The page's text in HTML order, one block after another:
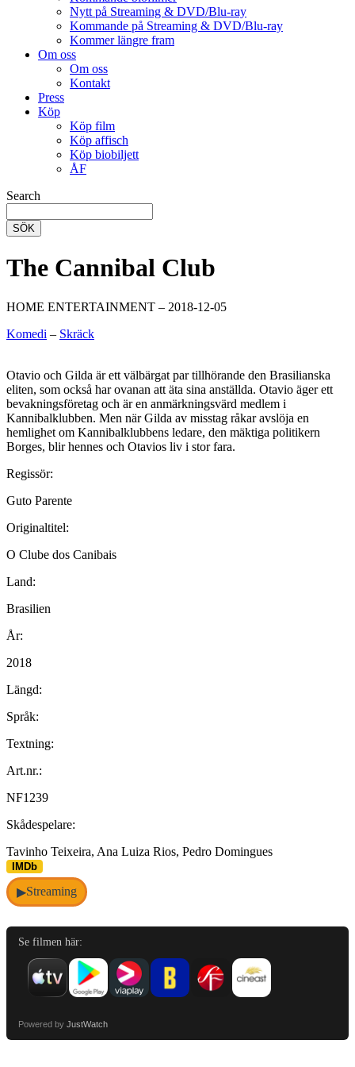
Nytt på Streaming & DVD/Blu-ray
Kommande på Streaming & DVD/Blu-ray
Kommer längre fram
Om oss
Om oss
Kontakt
Press
Köp
Köp film
Köp affisch
Köp biobiljett
ÅF
Search
SÖK
The Cannibal Club
HOME ENTERTAINMENT – 2018-12-05
Komedi – Skräck
Otavio och Gilda är ett välbärgat par tillhörande den Brasilianska
eliten, som också har ovanan att äta sina anställda. Otavio äger ett
bevakningsföretag och är en anmärkningsvärd medlem i
Kannibalklubben. Men när Gilda av misstag råkar avslöja en
hemlighet om Kannibalklubbens ledare, den mäktiga politikern
Borges, blir hennes och Otavios liv i stor fara.
Regissör:
Guto Parente
Originaltitel:
O Clube dos Canibais
Land:
Brasilien
År:
2018
Längd:
Språk:
Textning:
Art.nr.:
NF1239
Skådespelare:
Tavinho Teixeira, Ana Luiza Rios, Pedro Domingues
IMDb
▶Streaming
Se filmen här:
Powered by JustWatch